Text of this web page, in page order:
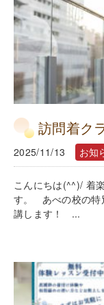
訪問着ク
2025/11/13 お知
こんにちは(^^)/ 着
す。 あべの校の特
講します！ ...